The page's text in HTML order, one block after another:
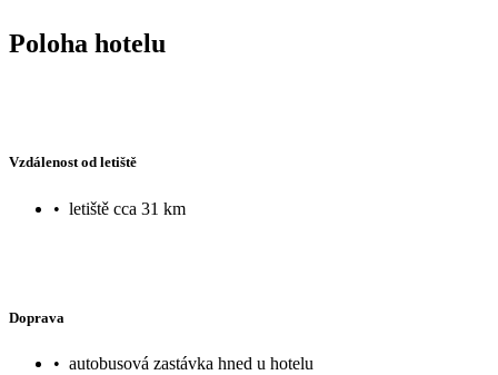
Poloha hotelu
Vzdálenost od letiště
• letiště cca 31 km
Doprava
• autobusová zastávka hned u hotelu